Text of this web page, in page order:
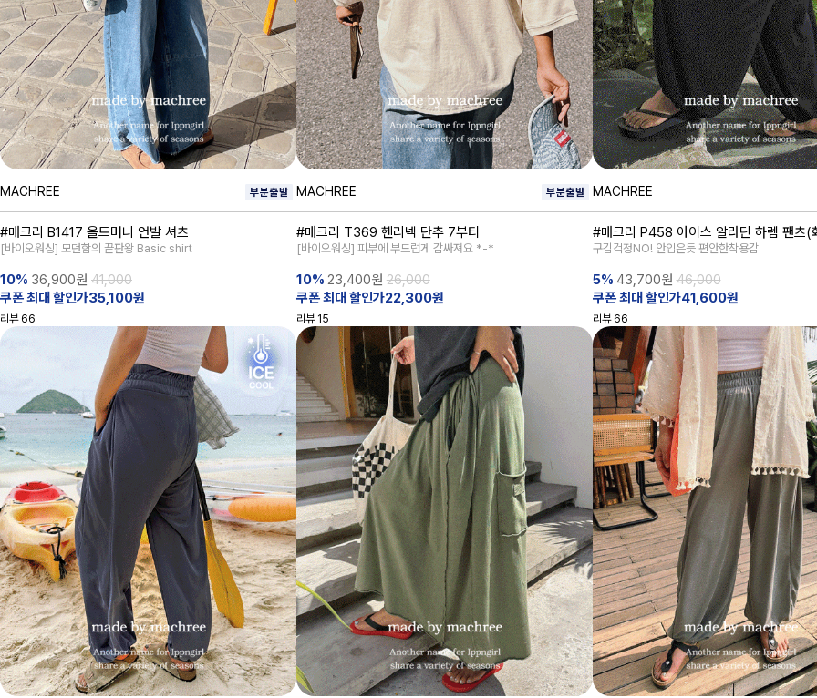
MACHREE
#매크리 B1417 올드머니 언발 셔츠
[바이오워싱] 모던함의 끝판왕 Basic shirt
10% 36,900원 41,000
쿠폰 최대 할인가35,100원
리뷰 66
MACHREE
#매크리 T369 헨리넥 단추 7부티
[바이오워싱] 피부에 부드럽게 감싸져요 *-*
10% 23,400원 26,000
쿠폰 최대 할인가22,300원
리뷰 15
MACHREE
#매크리 P458 아이스 알라딘 하렘 팬츠(
구김걱정NO! 안입은듯 편안한착용감
5% 43,700원 46,000
쿠폰 최대 할인가41,600원
리뷰 66